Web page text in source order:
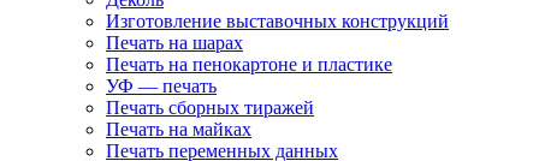
Изготовление выставочных конструкций
Печать на шарах
Печать на пенокартоне и пластике
УФ — печать
Печать сборных тиражей
Печать на майках
Печать переменных данных